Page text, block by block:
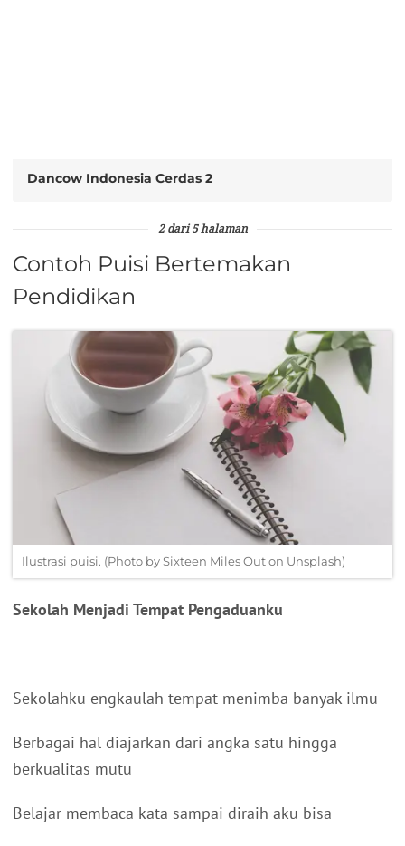
Dancow Indonesia Cerdas 2
2 dari 5 halaman
Contoh Puisi Bertemakan
Pendidikan
Ilustrasi puisi. (Photo by Sixteen Miles Out on Unsplash)
Sekolah Menjadi Tempat Pengaduanku
Sekolahku engkaulah tempat menimba banyak ilmu
Berbagai hal diajarkan dari angka satu hingga
berkualitas mutu
Belajar membaca kata sampai diraih aku bisa